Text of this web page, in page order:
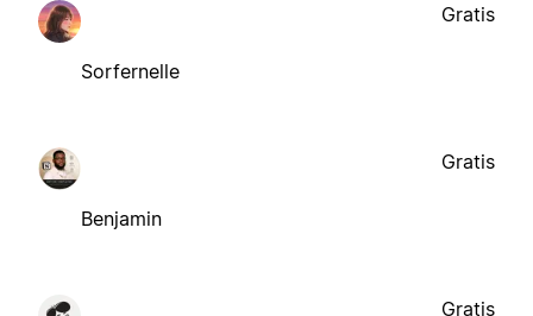
Sorfernelle
Gratis
Benjamin
Gratis
Gratis